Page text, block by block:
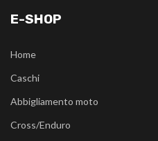
E-SHOP
Home
Caschi
Abbigliamento moto
Cross/Enduro